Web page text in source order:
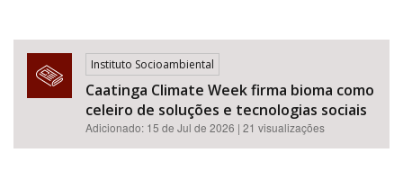
Instituto Socioambiental
Caatinga Climate Week firma bioma como
celeiro de soluções e tecnologias sociais
Adicionado: 15 de Jul de 2026 | 21 visualizações